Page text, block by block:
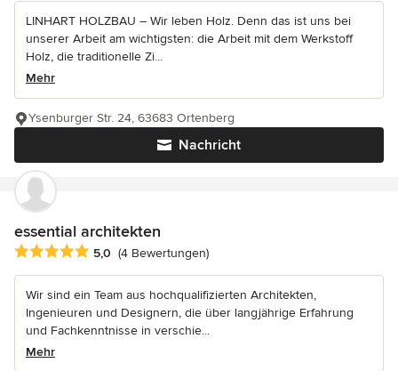
LINHART HOLZBAU – Wir leben Holz. Denn das ist uns bei
unserer Arbeit am wichtigsten: die Arbeit mit dem Werkstoff
Holz, die traditionelle Zi...
Mehr
Nachricht
Ysenburger Str. 24, 63683 Ortenberg
essential architekten
Durchschnittliche Bewertung: 5 von 5 Sternen
5,0 (4 Bewertungen)
Wir sind ein Team aus hochqualifizierten Architekten,
Ingenieuren und Designern, die über langjährige Erfahrung
und Fachkenntnisse in verschie...
Mehr